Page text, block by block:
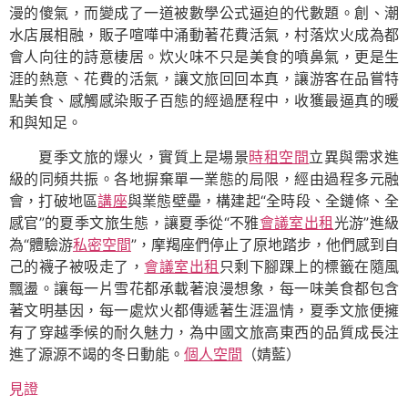
漫的傻氣，而變成了一道被數學公式逼迫的代數題。創、潮
水店展相融，販子喧嘩中涌動著花費活氣，村落炊火成為都
會人向往的詩意棲居。炊火味不只是美食的噴鼻氣，更是生
涯的熱意、花費的活氣，讓文旅回回本真，讓游客在品嘗特
點美食、感觸感染販子百態的經過歷程中，收獲最逼真的暖
和與知足。
夏季文旅的爆火，實質上是場景時租空間立異與需求進
級的同頻共振。各地摒棄單一業態的局限，經由過程多元融
會，打破地區講座與業態壁壘，構建起“全時段、全鏈條、全
感官”的夏季文旅生態，讓夏季從“不雅會議室出租光游”進級
為“體驗游私密空間”，摩羯座們停止了原地踏步，他們感到自
己的襪子被吸走了，會議室出租 只剩下腳踝上的標籤在隨風
飄盪。讓每一片雪花都承載著浪漫想象，每一味美食都包含
著文明基因，每一處炊火都傳遞著生涯溫情，夏季文旅便擁
有了穿越季候的耐久魅力，為中國文旅高東西的品質成長注
進了源源不竭的冬日動能。 個人空間 （婧藍）
見證